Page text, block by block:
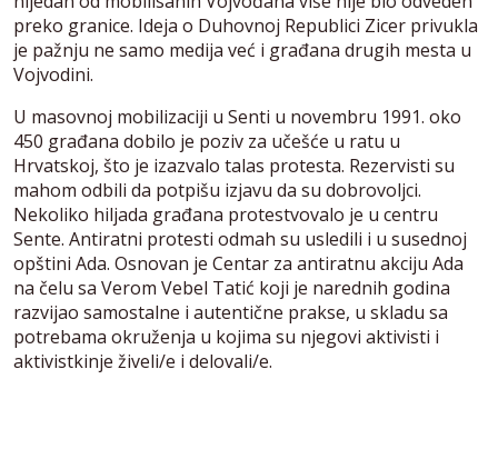
preko granice. Ideja o Duhovnoj Republici Zicer privukla
je pažnju ne samo medija već i građana drugih mesta u
Vojvodini.
U masovnoj mobilizaciji u Senti u novembru 1991. oko
450 građana dobilo je poziv za učešće u ratu u
Hrvatskoj, što je izazvalo talas protesta. Rezervisti su
mahom odbili da potpišu izjavu da su dobrovoljci.
Nekoliko hiljada građana protestvovalo je u centru
Sente. Antiratni protesti odmah su usledili i u susednoj
opštini Ada. Osnovan je Centar za antiratnu akciju Ada
na čelu sa Verom Vebel Tatić koji je narednih godina
razvijao samostalne i autentične prakse, u skladu sa
potrebama okruženja u kojima su njegovi aktivisti i
aktivistkinje živeli/e i delovali/e.